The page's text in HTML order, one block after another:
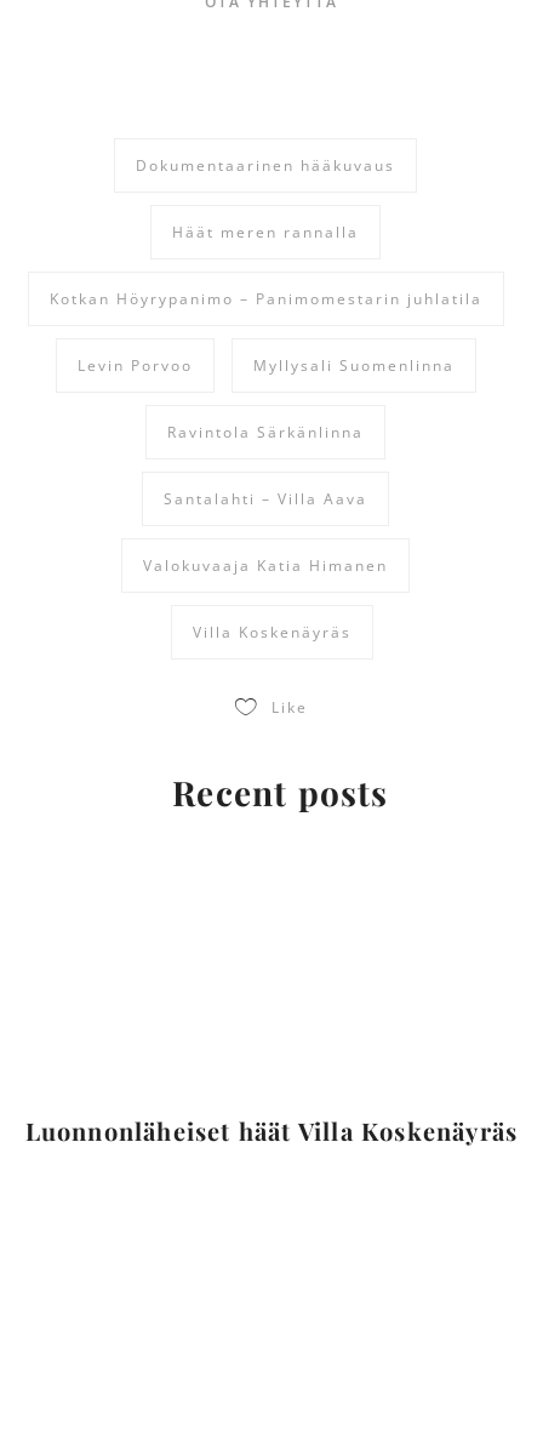
Dokumentaarinen hääkuvaus
Häät meren rannalla
Kotkan Höyrypanimo – Panimomestarin juhlatila
Levin Porvoo Myllysali Suomenlinna
Ravintola Särkänlinna
Santalahti – Villa Aava
Valokuvaaja Katia Himanen
Villa Koskenäyräs
Like
Recent posts
Luonnonläheiset häät Villa Koskenäyräs